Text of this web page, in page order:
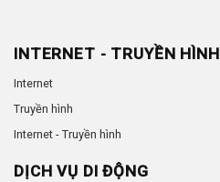
INTERNET - TRUYỀN HÌNH
Internet
Truyền hình
Internet - Truyền hình
DỊCH VỤ DI ĐỘNG